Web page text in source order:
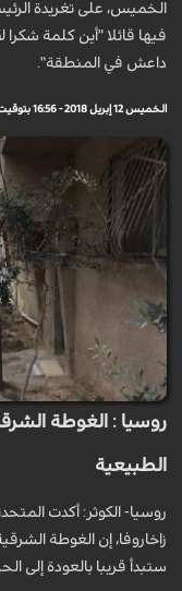
الخميس، على تغريدة
فيها قائلا "أين كلمة
داعش في المنطقة".
الخميس 12 إبريل 2018 - 16:56 بتوقيت مكة
روسيا : الغوطة
الطبيعية
روسيا- الكوثر: أكدت
زاخاروفا، إن الغوطة
ستبدأ قريبا بالعودة إلى